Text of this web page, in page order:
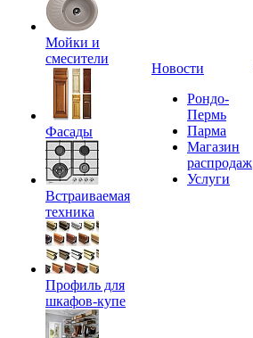
Мойки и
смесители
Фасады
Встраиваемая
техника
Профиль для
шкафов-купе
Новости
Рондо-
Пермь
Парма
Магазин
распродаж
Услуги